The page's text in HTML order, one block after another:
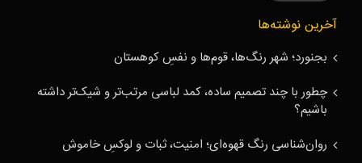
آخرین نوشته‌ها
بجنورد؛ شهر رنگ‌ها، قوم‌ها و نفسِ کوهستان
چطور با چند تصمیم ساده، کمد لباسی مرتب‌تر و شیک‌تر داشته
باشیم؟
روان‌شناسی رنگ قهوه‌ای؛ امنیت، ثبات و لوکسِ خاموش